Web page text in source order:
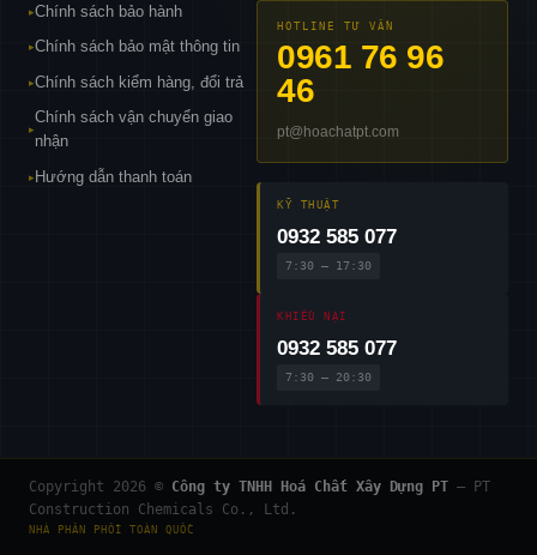
▸Chính sách bảo hành
▸Chính sách bảo mật thông tin
▸Chính sách kiểm hàng, đổi trả
▸
Chính sách vận chuyển giao
nhận
▸ Hướng dẫn thanh toán
HOTLINE TƯ VẤN
0961 76 96
46
pt@hoachatpt.com
KỸ THUẬT
0932 585 077
7:30 – 17:30
KHIẾU NẠI
0932 585 077
7:30 – 20:30
Copyright 2026 © Công ty TNHH Hoá Chất Xây Dựng PT — PT
Construction Chemicals Co., Ltd.
NHÀ PHÂN PHỐI TOÀN QUỐC